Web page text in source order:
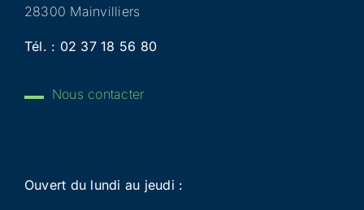
28300 Mainvilliers
Tél. : 02 37 18 56 80
Nous contacter
Ouvert du lundi au jeudi :